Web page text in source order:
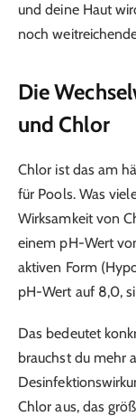
und deine Haut
noch
Die
und Chlor
Chlor ist das am
für Pools. Was
Wirksamkeit von
einem pH-Wert
aktiven Form
pH-Wert auf 8,0,
Das bedeutet
brauchst du mehr
Chlor aus, das